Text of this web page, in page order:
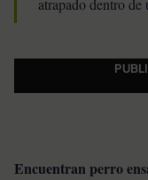
atrapado dentro de
Encuentran perro